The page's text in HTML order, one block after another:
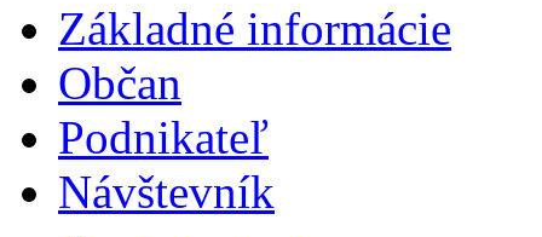
Základné informácie
Občan
Podnikateľ
Návštevník